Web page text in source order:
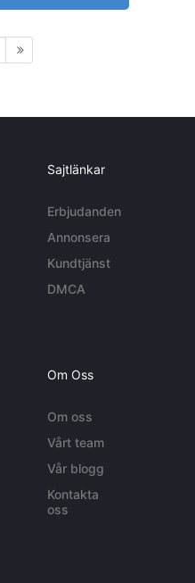
Sajtlänkar
Erbjudanden
Annonsera
Kundtjänst
DMCA
Om Oss
Om oss
Vårt team
Vår blogg
Kontakta
oss